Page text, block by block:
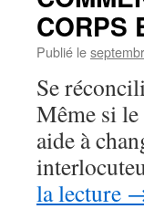
CORPS
Publié le
Se
Même si
aide à
la lecture